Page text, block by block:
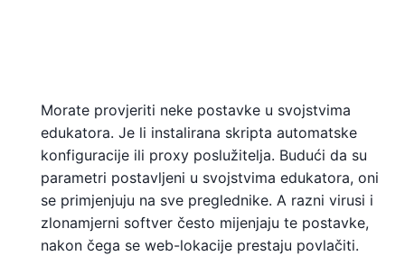
Morate provjeriti neke postavke u svojstvima
edukatora. Je li instalirana skripta automatske
konfiguracije ili proxy poslužitelja. Budući da su
parametri postavljeni u svojstvima edukatora, oni
se primjenjuju na sve preglednike. A razni virusi i
zlonamjerni softver često mijenjaju te postavke,
nakon čega se web-lokacije prestaju povlačiti.